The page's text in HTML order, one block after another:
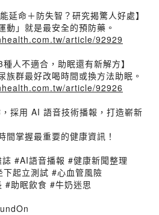
延命＋防失智？研究揭驚人好處】
動」就是最安全的預防藥。
article/92929
人不適合，助眠還有新解方】
族群最好改喝時間或換方法助眠。
article/92926
採用 AI 語音技術播報，打造嶄新
間掌握最重要的健康資訊！
#AI語音播報 #健康新聞整理
起立測試 #心血管風險
#助眠飲食 #牛奶迷思